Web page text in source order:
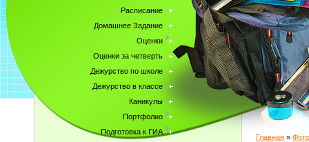
Расписание
Домашнее Задание
Оценки
Оценки за четверть
Дежурство по школе
Дежурство в классе
Каникулы
Портфолио
Подготовка к ГИА
Главная »